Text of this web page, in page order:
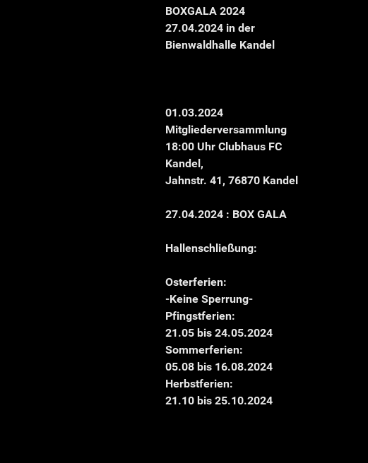
BOXGALA 2024
27.04.2024 in der
Bienwaldhalle Kandel
01.03.2024
Mitgliederversammlung
18:00 Uhr Clubhaus FC
Kandel,
Jahnstr. 41, 76870 Kandel
27.04.2024 : BOX GALA
Hallenschließung:
Osterferien:
-Keine Sperrung-
Pfingstferien:
21.05 bis 24.05.2024
Sommerferien:
05.08 bis 16.08.2024
Herbstferien:
21.10 bis 25.10.2024